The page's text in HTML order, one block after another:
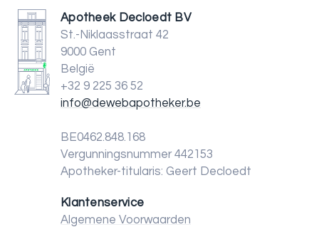
Apotheek Decloedt BV
St.-Niklaasstraat 42
9000 Gent
België
+32 9 225 36 52
info@dewebapotheker.be
BE0462.848.168
Vergunningsnummer 442153
Apotheker-titularis: Geert Decloedt
Klantenservice
Algemene Voorwaarden